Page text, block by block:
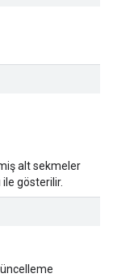
alt sekmeler
ile gösterilir.